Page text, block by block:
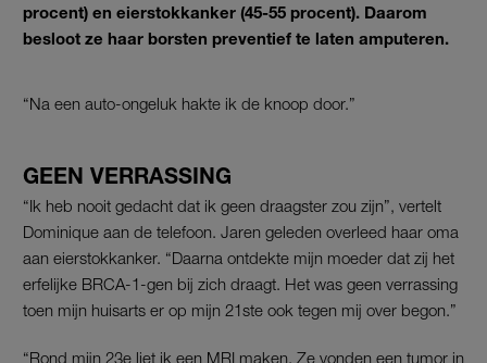
procent) en eierstokkanker (45-55 procent). Daarom
besloot ze haar borsten preventief te laten amputeren.
“Na een auto-ongeluk hakte ik de knoop door.”
GEEN VERRASSING
“Ik heb nooit gedacht dat ik geen draagster zou zijn”, vertelt
Dominique aan de telefoon. Jaren geleden overleed haar oma
aan eierstokkanker. “Daarna ontdekte mijn moeder dat zij het
erfelijke BRCA-1-gen bij zich draagt. Het was geen verrassing
toen mijn huisarts er op mijn 21ste ook tegen mij over begon.”
“Rond mijn 23e liet ik een MRI maken. Ze vonden een tumor in